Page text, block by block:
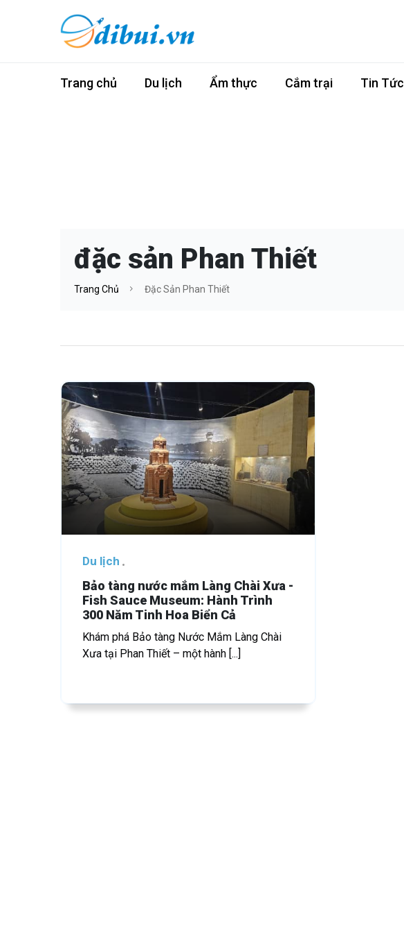
Trang chủ Du lịch Ẩm thực Cắm trại Tin Tức
đặc sản Phan Thiết
Trang Chủ Đặc Sản Phan Thiết
Du lịch
Bảo tàng nước mắm Làng Chài Xưa -
Fish Sauce Museum: Hành Trình
300 Năm Tinh Hoa Biển Cả
Khám phá Bảo tàng Nước Mắm Làng Chài
Xưa tại Phan Thiết – một hành [...]